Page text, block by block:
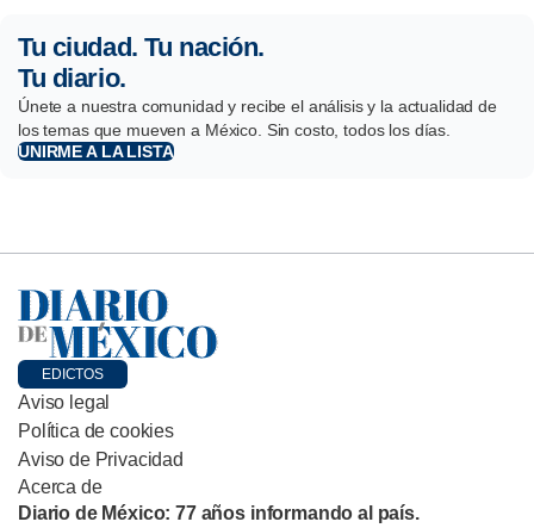
Tu ciudad. Tu nación.
Tu diario.
Únete a nuestra comunidad y recibe el análisis y la actualidad de
los temas que mueven a México. Sin costo, todos los días.
UNIRME A LA LISTA
EDICTOS
Aviso legal
Política de cookies
Aviso de Privacidad
Acerca de
Diario de México: 77 años informando al país.